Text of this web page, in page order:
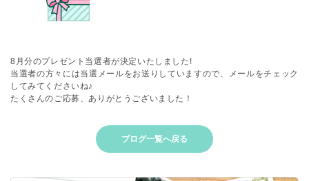
8月分のプレゼント当選者が決定いたしました!
当選者の方々には当選メールをお送りしていますので、メールをチェック
してみてくださいね♪
たくさんのご応募、ありがとうございました！
ブログ一覧へ戻る